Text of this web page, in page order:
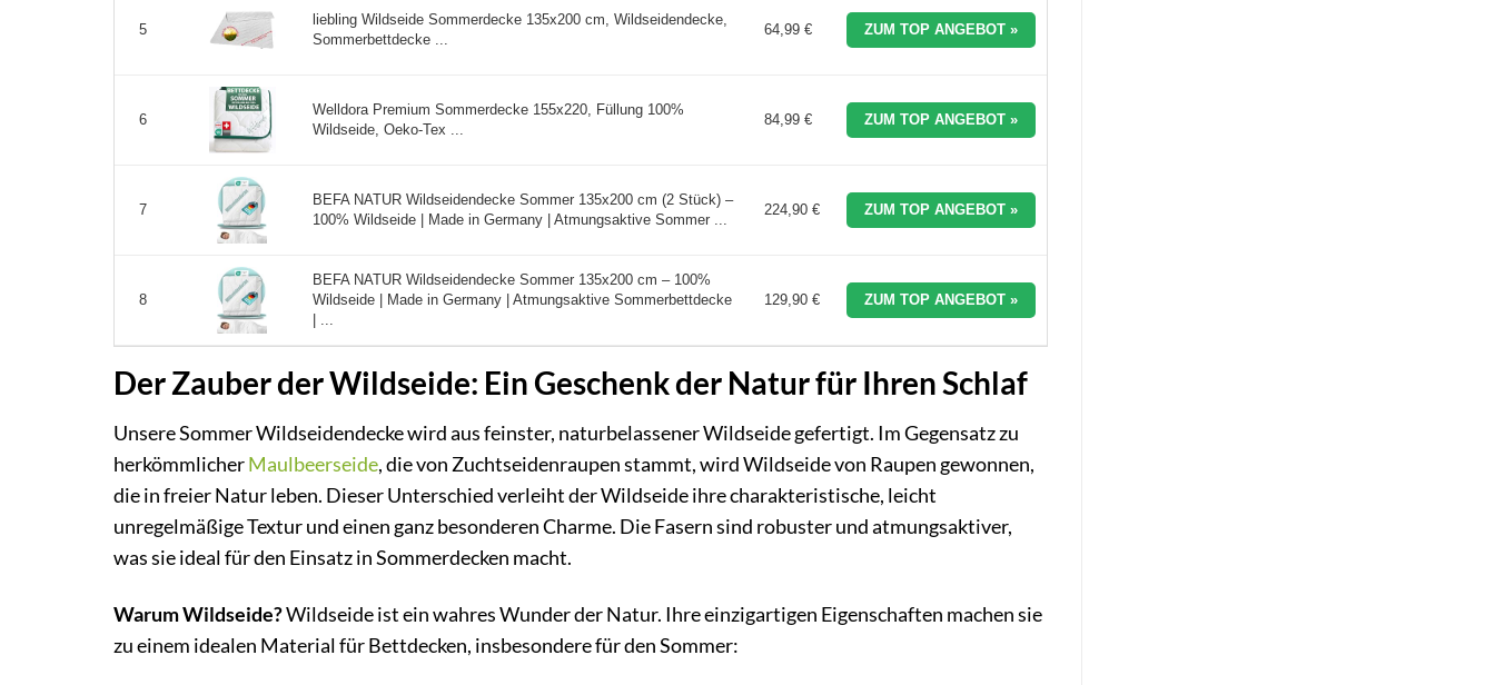
5
liebling Wildseide Sommerdecke 135x200 cm, Wildseidendecke,
Sommerbettdecke ...
64,99 € ZUM TOP ANGEBOT »
6
Welldora Premium Sommerdecke 155x220, Füllung 100%
Wildseide, Oeko-Tex ...
84,99 € ZUM TOP ANGEBOT »
7
BEFA NATUR Wildseidendecke Sommer 135x200 cm (2 Stück) –
100% Wildseide | Made in Germany | Atmungsaktive Sommer ...
224,90 € ZUM TOP ANGEBOT »
8
BEFA NATUR Wildseidendecke Sommer 135x200 cm – 100%
Wildseide | Made in Germany | Atmungsaktive Sommerbettdecke
129,90 € ZUM TOP ANGEBOT »
Der Zauber der Wildseide: Ein Geschenk der Natur für Ihren Schlaf
Unsere Sommer Wildseidendecke wird aus feinster, naturbelassener Wildseide gefertigt. Im Gegensatz zu
herkömmlicherMaulbeerseide, die von Zuchtseidenraupen stammt, wird Wildseide von Raupen gewonnen,
die in freier Natur leben. Dieser Unterschied verleiht der Wildseide ihre charakteristische, leicht
unregelmäßige Textur und einen ganz besonderen Charme. Die Fasern sind robuster und atmungsaktiver,
was sie ideal für den Einsatz in Sommerdecken macht.
Warum Wildseide?Wildseide ist ein wahres Wunder der Natur. Ihre einzigartigen Eigenschaften machen sie
zu einem idealen Material für Bettdecken, insbesondere für den Sommer: